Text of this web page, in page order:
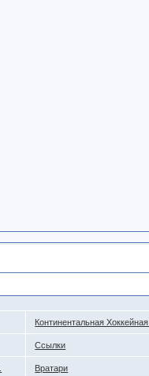
Континентальная
Ссылки
Вратари